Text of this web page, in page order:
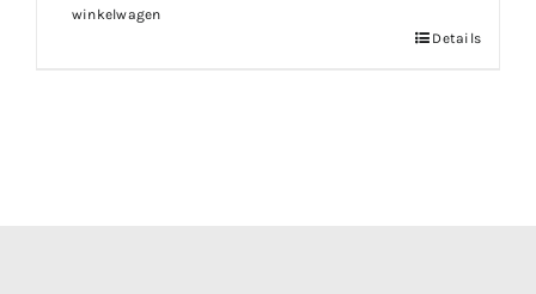
winkelwagen
Details